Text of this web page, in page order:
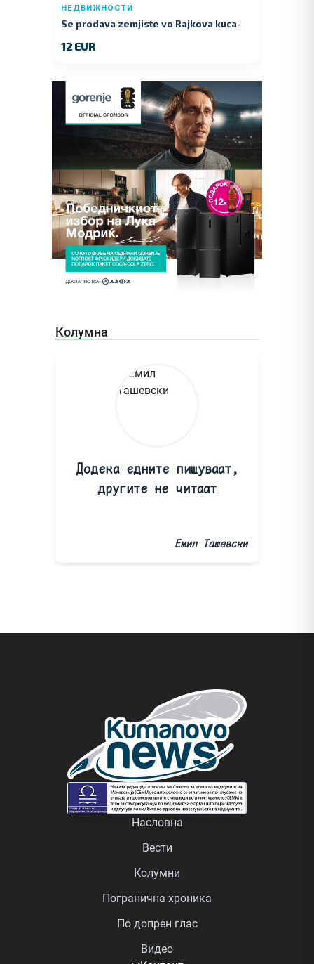
НЕДВИЖНОСТИ
Se prodava zemjiste vo Rajkova kuca-
12 EUR
Колумна
Додека едните пишуваат,
другите не читаат
Емил Ташевски
Насловна
Вести
Колумни
Погранична хроника
По допрен глас
Видео